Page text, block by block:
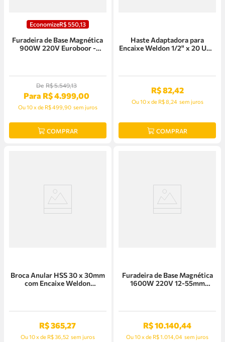
EconomizeR$550,13
Furadeira de Base Magnética
900W 220V Euroboor -
De R$5.549,13
Para R$4.999,00
Ou10xde R$ 499,90 sem juros
COMPRAR
Haste Adaptadora para
Encaixe Weldon 1/2" x 20 UNF
R$82,42
Ou10xde R$ 8,24 sem juros
COMPRAR
Broca Anular HSS 30 x 30mm
com Encaixe Weldon
R$365,27
Ou10xde R$ 36,52 sem juros
Furadeira de Base Magnética
1600W 220V 12-55mm
R$10.140,44
Ou10xde R$ 1.014,04 sem juros